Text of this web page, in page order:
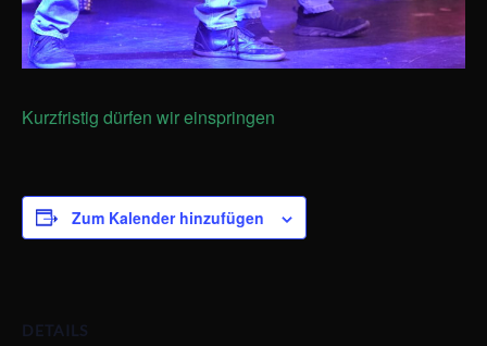
Kurzfristig dürfen wir einspringen
Zum Kalender hinzufügen
DETAILS